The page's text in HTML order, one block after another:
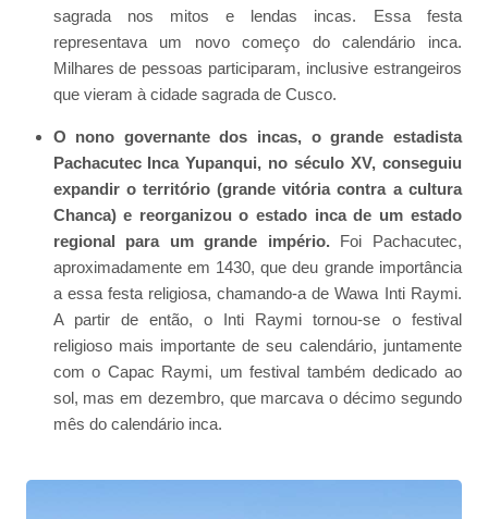
sagrada nos mitos e lendas incas. Essa festa
representava um novo começo do calendário inca.
Milhares de pessoas participaram, inclusive estrangeiros
que vieram à cidade sagrada de Cusco.
O nono governante dos incas, o grande estadista
Pachacutec Inca Yupanqui, no século XV, conseguiu
expandir o território (grande vitória contra a cultura
Chanca) e reorganizou o estado inca de um estado
regional para um grande império.Foi Pachacutec,
aproximadamente em 1430, que deu grande importância
a essa festa religiosa, chamando-a de Wawa Inti Raymi.
A partir de então, o Inti Raymi tornou-se o festival
religioso mais importante de seu calendário, juntamente
com o Capac Raymi, um festival também dedicado ao
sol, mas em dezembro, que marcava o décimo segundo
mês do calendário inca.